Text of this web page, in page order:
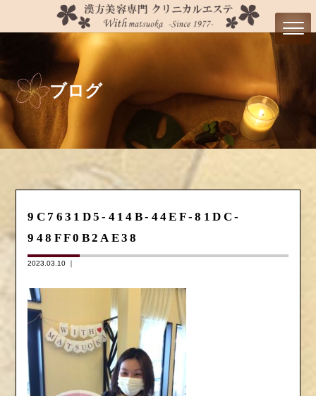
ブログ
9C7631D5-414B-44EF-81DC-
948FF0B2AE38
2023.03.10 ｜